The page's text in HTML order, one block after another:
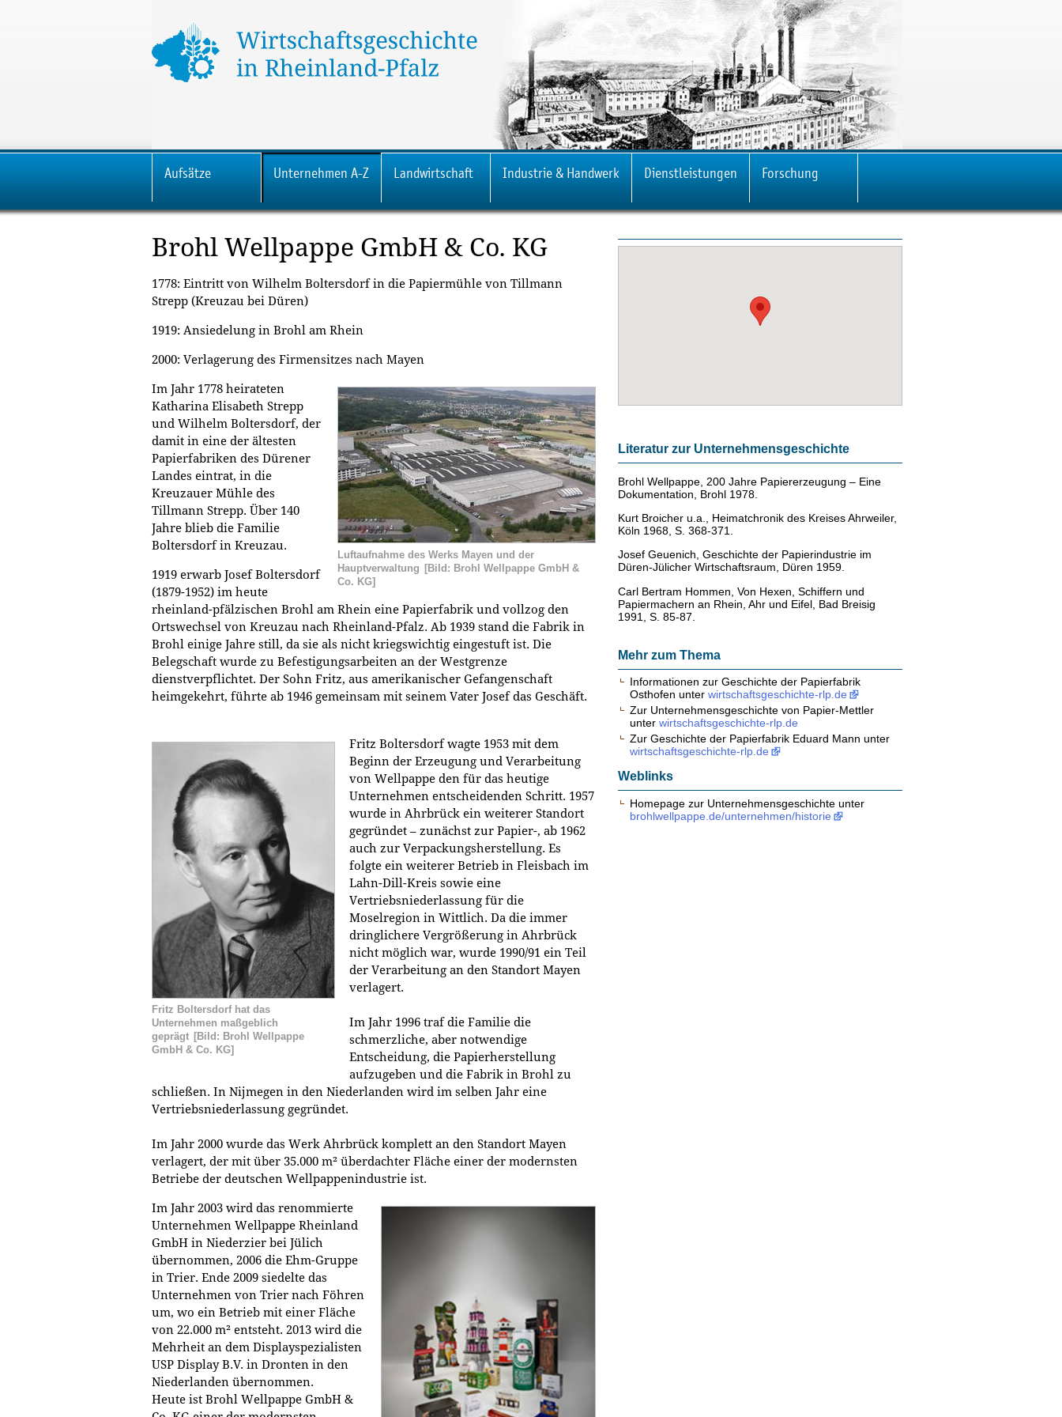
Aufsätze Unternehmen A-Z Landwirtschaft Industrie & Handwerk Dienstleistungen Forschung
Brohl Wellpappe GmbH & Co. KG
1778: Eintritt von Wilhelm Boltersdorf in die Papiermühle von Tillmann
Strepp (Kreuzau bei Düren)
1919: Ansiedelung in Brohl am Rhein
2000: Verlagerung des Firmensitzes nach Mayen
Luftaufnahme des Werks Mayen und der
Hauptverwaltung [Bild: Brohl Wellpappe GmbH &
Co. KG]
Im Jahr 1778 heirateten
Katharina Elisabeth Strepp
und Wilhelm Boltersdorf, der
damit in eine der ältesten
Papierfabriken des Dürener
Landes eintrat, in die
Kreuzauer Mühle des
Tillmann Strepp. Über 140
Jahre blieb die Familie
Boltersdorf in Kreuzau.
1919 erwarb Josef Boltersdorf
(1879-1952) im heute
rheinland-pfälzischen Brohl am Rhein eine Papierfabrik und vollzog den
Ortswechsel von Kreuzau nach Rheinland-Pfalz. Ab 1939 stand die Fabrik in
Brohl einige Jahre still, da sie als nicht kriegswichtig eingestuft ist. Die
Belegschaft wurde zu Befestigungsarbeiten an der Westgrenze
dienstverpflichtet. Der Sohn Fritz, aus amerikanischer Gefangenschaft
heimgekehrt, führte ab 1946 gemeinsam mit seinem Vater Josef das Geschäft.
Fritz Boltersdorf hat das
Unternehmen maßgeblich
geprägt [Bild: Brohl Wellpappe
GmbH & Co. KG]
Fritz Boltersdorf wagte 1953 mit dem
Beginn der Erzeugung und Verarbeitung
von Wellpappe den für das heutige
Unternehmen entscheidenden Schritt. 1957
wurde in Ahrbrück ein weiterer Standort
gegründet – zunächst zur Papier-, ab 1962
auch zur Verpackungsherstellung. Es
folgte ein weiterer Betrieb in Fleisbach im
Lahn-Dill-Kreis sowie eine
Vertriebsniederlassung für die
Moselregion in Wittlich. Da die immer
dringlichere Vergrößerung in Ahrbrück
nicht möglich war, wurde 1990/91 ein Teil
der Verarbeitung an den Standort Mayen
verlagert.
Im Jahr 1996 traf die Familie die
schmerzliche, aber notwendige
Entscheidung, die Papierherstellung
aufzugeben und die Fabrik in Brohl zu
schließen. In Nijmegen in den Niederlanden wird im selben Jahr eine
Vertriebsniederlassung gegründet.
Im Jahr 2000 wurde das Werk Ahrbrück komplett an den Standort Mayen
verlagert, der mit über 35.000 m² überdachter Fläche einer der modernsten
Betriebe der deutschen Wellpappenindustrie ist.
Im Jahr 2003 wird das renommierte
Unternehmen Wellpappe Rheinland
GmbH in Niederzier bei Jülich
übernommen, 2006 die Ehm-Gruppe
in Trier. Ende 2009 siedelte das
Unternehmen von Trier nach Föhren
um, wo ein Betrieb mit einer Fläche
von 22.000 m² entsteht. 2013 wird die
Mehrheit an dem Displayspezialisten
USP Display B.V. in Dronten in den
Niederlanden übernommen.
Heute ist Brohl Wellpappe GmbH &
Literatur zur Unternehmensgeschichte
Brohl Wellpappe, 200 Jahre Papiererzeugung – Eine
Dokumentation, Brohl 1978.
Kurt Broicher u.a., Heimatchronik des Kreises Ahrweiler,
Köln 1968, S. 368-371.
Josef Geuenich, Geschichte der Papierindustrie im
Düren-Jülicher Wirtschaftsraum, Düren 1959.
Carl Bertram Hommen, Von Hexen, Schiffern und
Papiermachern an Rhein, Ahr und Eifel, Bad Breisig
1991, S. 85-87.
Mehr zum Thema
Informationen zur Geschichte der Papierfabrik
Osthofen unter wirtschaftsgeschichte-rlp.de
Zur Unternehmensgeschichte von Papier-Mettler
unter wirtschaftsgeschichte-rlp.de
Zur Geschichte der Papierfabrik Eduard Mann unter
wirtschaftsgeschichte-rlp.de
Weblinks
Homepage zur Unternehmensgeschichte unter
brohlwellpappe.de/unternehmen/historie